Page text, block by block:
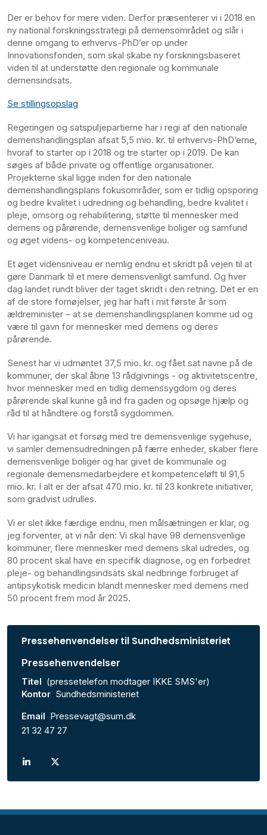
Der er behov for mere viden. Derfor præsenterer vi i 2018 en
ny national forskningsstrategi på demensområdet og slår i
denne omgang to erhvervs-PhD’er op under
Innovationsfonden, som skal skabe ny forskningsbaseret
viden til at understøtte den regionale og kommunale
demensindsats.
Se stillingsopslag
Regeringen og satspuljepartierne har i regi af den nationale
demenshandlingsplan afsat 5,5 mio. kr. til erhvervs-PhD’erne,
hvoraf to starter op i 2018 og tre starter op i 2019. De kan
søges af både private og offentlige organisationer.
Projekterne skal ligge inden for den nationale
demenshandlingsplans fokusområder, som er tidlig opsporing
og bedre kvalitet i udredning og behandling, bedre kvalitet i
pleje, omsorg og rehabilitering, støtte til mennesker med
demens og pårørende, demensvenlige boliger og samfund
og øget videns- og kompetenceniveau.
Et øget vidensniveau er nemlig endnu et skridt på vejen til at
gøre Danmark til et mere demensvenligt samfund. Og hver
dag landet rundt bliver der taget skridt i den retning. Det er en
af de store fornøjelser, jeg har haft i mit første år som
ældreminister – at se demenshandlingsplanen komme ud og
være til gavn for mennesker med demens og deres
pårørende.
Senest har vi udmøntet 37,5 mio. kr. og fået sat navne på de
kommuner, der skal åbne 13 rådgivnings - og aktivitetscentre,
hvor mennesker med en tidlig demenssygdom og deres
pårørende skal kunne gå ind fra gaden og opsøge hjælp og
råd til at håndtere og forstå sygdommen.
Vi har igangsat et forsøg med tre demensvenlige sygehuse,
vi samler demensudredningen på færre enheder, skaber flere
demensvenlige boliger og har givet de kommunale og
regionale demensmedarbejdere et kompetenceløft til 91,5
mio. kr. I alt er der afsat 470 mio. kr. til 23 konkrete initiativer,
som gradvist udrulles.
Vi er slet ikke færdige endnu, men målsætningen er klar, og
jeg forventer, at vi når den: Vi skal have 98 demensvenlige
kommuner, flere mennesker med demens skal udredes, og
80 procent skal have en specifik diagnose, og en forbedret
pleje- og behandlingsindsats skal nedbringe forbruget af
antipsykotisk medicin blandt mennesker med demens med
50 procent frem mod år 2025.
Pressehenvendelser til Sundhedsministeriet
Pressehenvendelser
Titel (pressetelefon modtager IKKE SMS'er)
Kontor Sundhedsministeriet
Email Pressevagt@sum.dk
21 32 47 27